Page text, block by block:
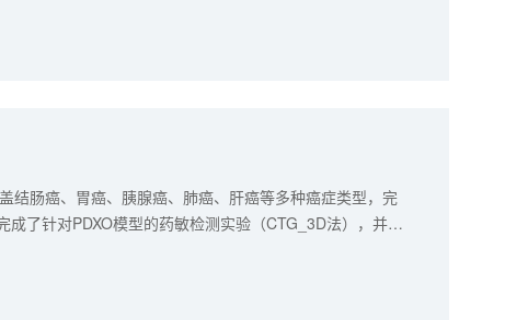
结肠癌、胃癌、胰腺癌、肺癌、肝癌等多种癌症类型，完
了针对PDXO模型的药敏检测实验（CTG_3D法），并可